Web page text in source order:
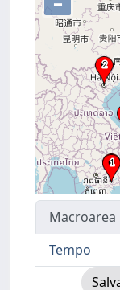
Macroarea
Tempo